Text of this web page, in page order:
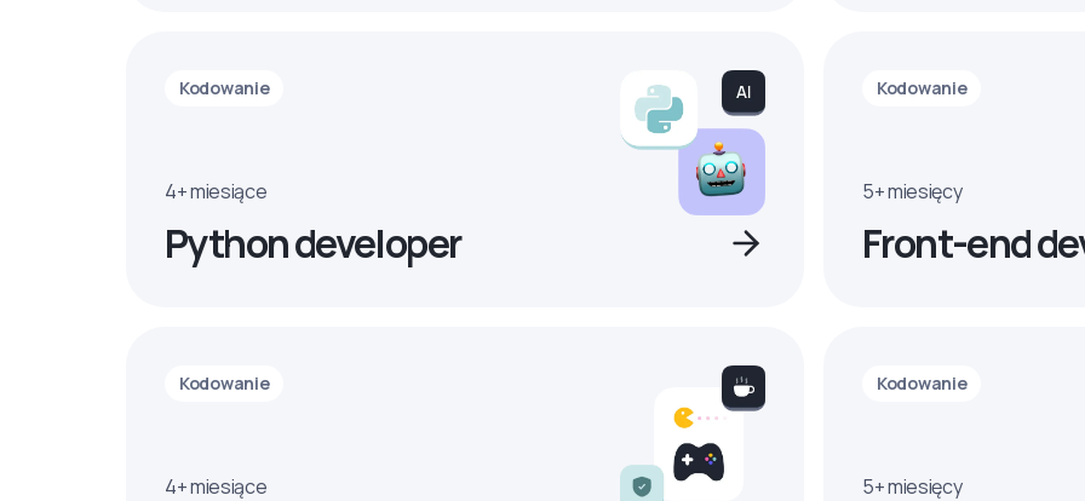
Kodowanie
4+ miesiące
Python developer
Kodowanie
5+ miesięcy
Front-end
Kodowanie
4+ miesiące
Kodowanie
5+ miesięcy